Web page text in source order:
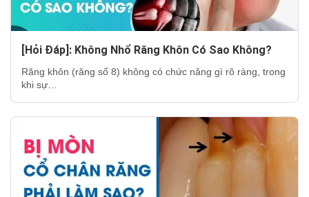
[Hỏi Đáp]: Không Nhổ Răng Khôn Có Sao Không?
Răng khôn (răng số 8) không có chức năng gì rõ ràng, trong
khi sự…